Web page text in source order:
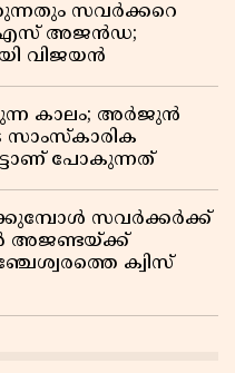
സവർക്കറെ
അജൻഡ;
വിജയൻ
കാലം; അർജുൻ
സാംസ്കാരിക
പോകുന്നത്
സവർക്കർക്ക്
അജണ്ടയ്ക്ക്
ക്വിസ്